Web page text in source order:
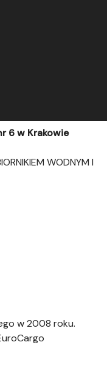
6 w Krakowie
WODNYM I
w 2008 roku.